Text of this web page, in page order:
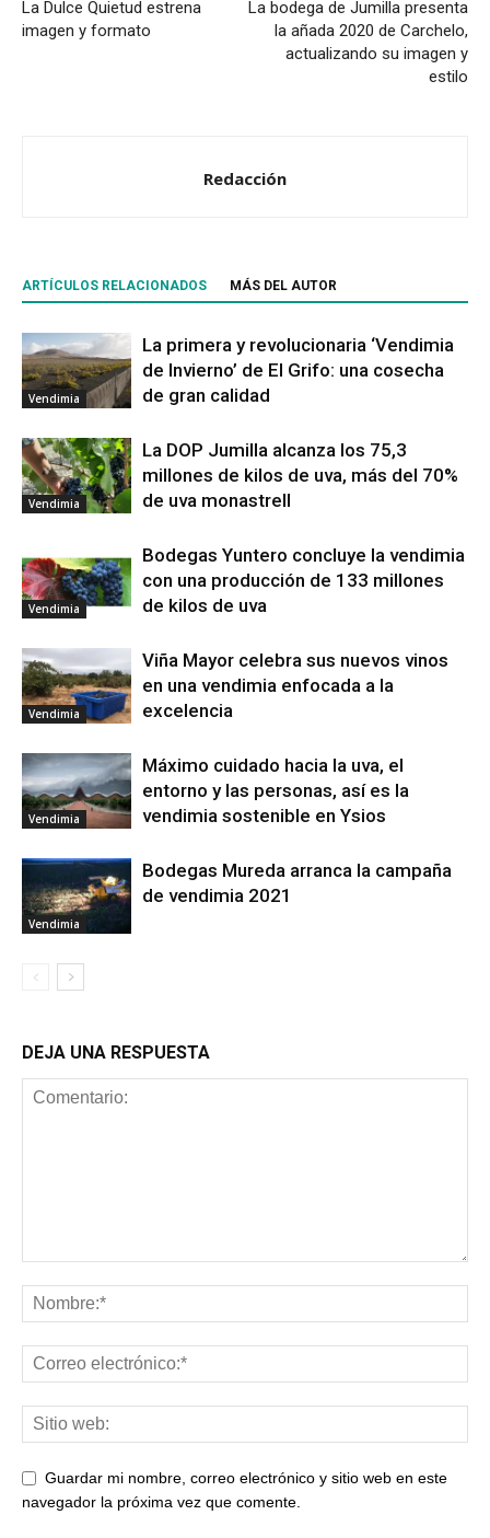
La Dulce Quietud estrena
imagen y formato
La bodega de Jumilla presenta
la añada 2020 de Carchelo,
actualizando su imagen y
estilo
Redacción
ARTÍCULOS RELACIONADOS MÁS DEL AUTOR
Vendimia
La primera y revolucionaria ‘Vendimia
de Invierno’ de El Grifo: una cosecha
de gran calidad
Vendimia
La DOP Jumilla alcanza los 75,3
millones de kilos de uva, más del 70%
de uva monastrell
Vendimia
Bodegas Yuntero concluye la vendimia
con una producción de 133 millones
de kilos de uva
Vendimia
Viña Mayor celebra sus nuevos vinos
en una vendimia enfocada a la
excelencia
Vendimia
Máximo cuidado hacia la uva, el
entorno y las personas, así es la
vendimia sostenible en Ysios
Vendimia
Bodegas Mureda arranca la campaña
de vendimia 2021
DEJA UNA RESPUESTA
Guardar mi nombre, correo electrónico y sitio web en este
navegador la próxima vez que comente.